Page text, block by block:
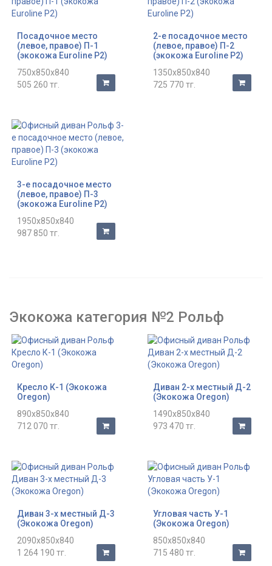
Посадочное место
(левое, правое) П-1
(экокожа Euroline P2)
750x850x840
505 260 тг.
2-е посадочное место
(левое, правое) П-2
(экокожа Euroline P2)
1350x850x840
725 770 тг.
3-е посадочное место
(левое, правое) П-3
(экокожа Euroline P2)
1950x850x840
987 850 тг.
Экокожа категория №2 Рольф
Кресло К-1 (Экокожа
Oregon)
890x850x840
712 070 тг.
Диван 2-х местный Д-2
(Экокожа Oregon)
1490x850x840
973 470 тг.
Диван 3-х местный Д-3
(Экокожа Oregon)
2090x850x840
1 264 190 тг.
Угловая часть У-1
(Экокожа Oregon)
850x850x840
715 480 тг.